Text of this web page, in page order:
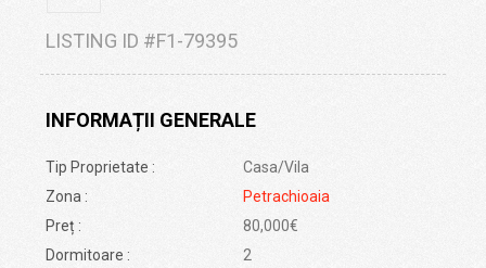
LISTING ID #F1-79395
INFORMAȚII GENERALE
Tip Proprietate :
Casa/Vila
Zona :
Petrachioaia
Preț :
80,000€
Dormitoare :
2